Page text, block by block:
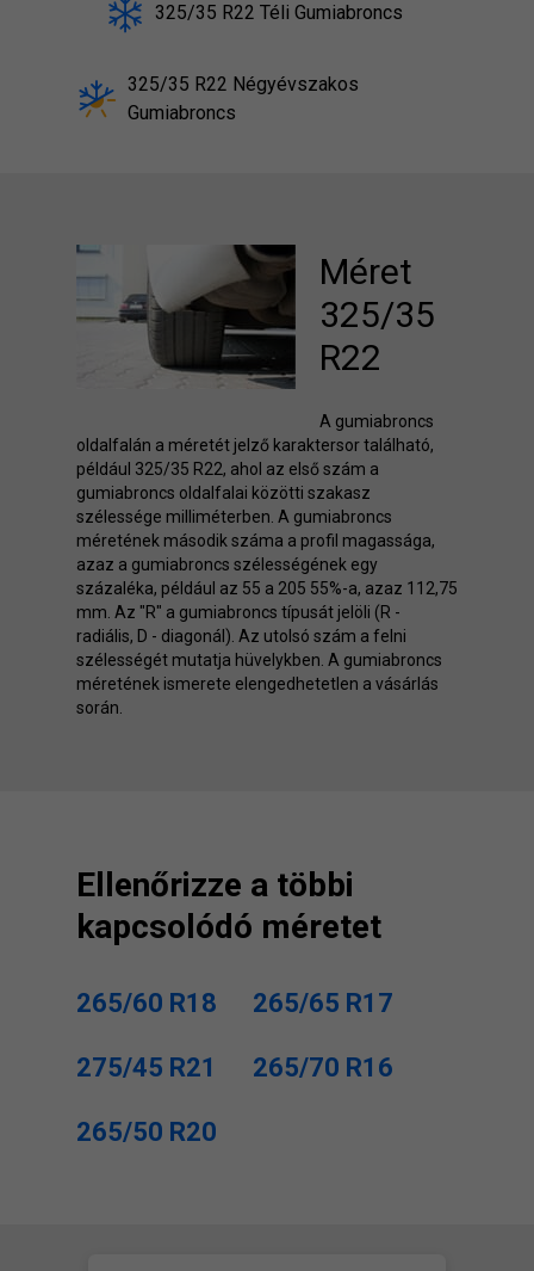
325/35 R22 Téli Gumiabroncs
325/35 R22 Négyévszakos
Gumiabroncs
Méret
325/35
R22
A gumiabroncs
oldalfalán a méretét jelző karaktersor található,
például 325/35 R22, ahol az első szám a
gumiabroncs oldalfalai közötti szakasz
szélessége milliméterben. A gumiabroncs
méretének második száma a profil magassága,
azaz a gumiabroncs szélességének egy
százaléka, például az 55 a 205 55%-a, azaz 112,75
mm. Az "R" a gumiabroncs típusát jelöli (R -
radiális, D - diagonál). Az utolsó szám a felni
szélességét mutatja hüvelykben. A gumiabroncs
méretének ismerete elengedhetetlen a vásárlás
során.
Ellenőrizze a többi
kapcsolódó méretet
265/60 R18 265/65 R17
275/45 R21 265/70 R16
265/50 R20